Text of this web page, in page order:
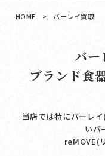
HOME > バーレイ買取
バー
ブランド食
当店では特にバーレ
いバ
reMOVE(